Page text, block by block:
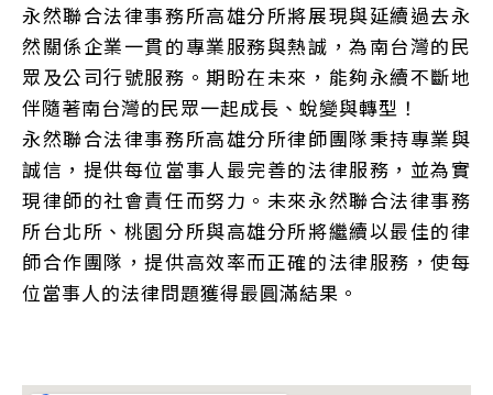
永然聯合法律事務所高雄分所將展現與延續過去永
然關係企業一貫的專業服務與熱誠，為南台灣的民
眾及公司行號服務。期盼在未來，能夠永續不斷地
伴隨著南台灣的民眾一起成長、蛻變與轉型！
永然聯合法律事務所高雄分所律師團隊秉持專業與
誠信，提供每位當事人最完善的法律服務，並為實
現律師的社會責任而努力。未來永然聯合法律事務
所台北所、桃園分所與高雄分所將繼續以最佳的律
師合作團隊，提供高效率而正確的法律服務，使每
位當事人的法律問題獲得最圓滿結果。